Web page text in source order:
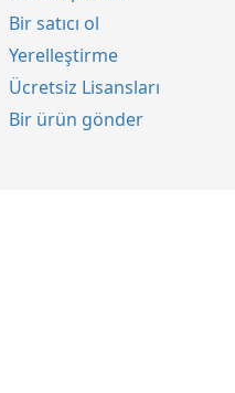
Bir satıcı ol
Yerelleştirme
Ücretsiz Lisansları
Bir ürün gönder